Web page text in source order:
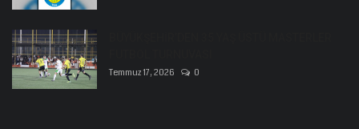
Temmuz 17, 2026 0